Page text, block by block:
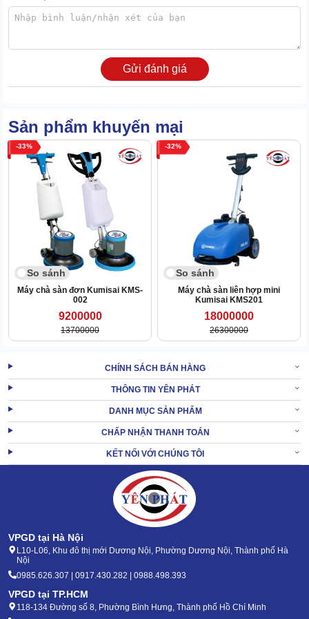
Tích hợp bình chứa nước dung tích lớn
Mỗi bình chứa của máy đều có dung tích từ 50l trở lên. Vậy nên,
việc vệ sinh diễn ra trơn tru, không bị gián đoạn bởi các thao tác
xả thải, cấp thêm nước.
trông rất gọn gàng, đẹp mắt. Khi cần việc tháo gỡ cũng dễ dàng,
2. Cách vận hành máy chà sàn KMS-X2 pin nước
Gửi đánh giá
Sản phẩm khuyến mại
33
So sánh
Máy chà sàn đơn Kumisai KMS-
002
9200000
13700000
32
So sánh
Máy chà sàn liên hợp mini
Kumisai KMS201
18000000
26300000
CHÍNH SÁCH BÁN HÀNG
THÔNG TIN YÊN PHÁT
DANH MỤC SẢN PHẨM
CHẤP NHẬN THANH TOÁN
KẾT NỐI VỚI CHÚNG TÔI
VPGD tại Hà Nội
L10-L06, Khu đô thị mới Dương Nội, Phường Dương Nội, Thành phố Hà
Nội
0985.626.307 | 0917.430.282 | 0988.498.393
VPGD tại TP.HCM
118-134 Đường số 8, Phường Bình Hưng, Thành phố Hồ Chí Minh